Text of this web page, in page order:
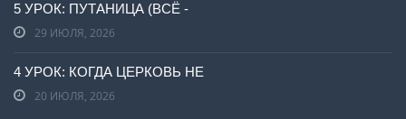
5 УРОК: ПУТАНИЦА (ВСЁ -
29 ИЮЛЯ, 2026
4 УРОК: КОГДА ЦЕРКОВЬ НЕ
20 ИЮЛЯ, 2026